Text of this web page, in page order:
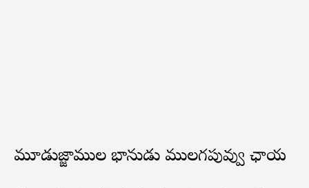
మూడుజ్జాముల భానుడు ములగపువ్వు ఛాయ